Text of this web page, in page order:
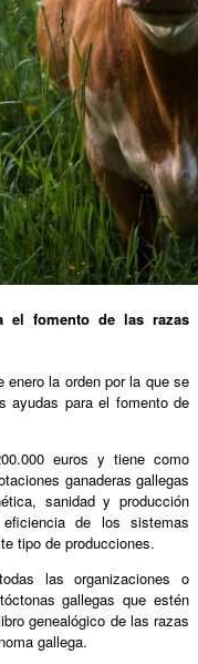
el fomento de las razas
la orden por la que se
ayudas para el fomento de
euros y tiene como
ganaderas gallegas
sanidad y producción
de los sistemas
tipo de producciones.
las organizaciones o
gallegas que estén
genealógico de las razas
gallega.